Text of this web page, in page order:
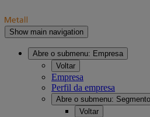
Show main navigation
Abre o submenu: Empresa
Voltar
Empresa
Perfil da empresa
Abre o submenu:
Voltar